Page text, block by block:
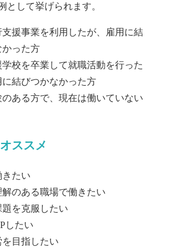
として挙げられます。
支援事業を利用したが、雇用に結
かった方
校を卒業して就職活動を行った
に結びつかなかった方
のある方で、現在は働いていない
ススメ
たい
解のある職場で働きたい
題を克服したい
したい
目指したい